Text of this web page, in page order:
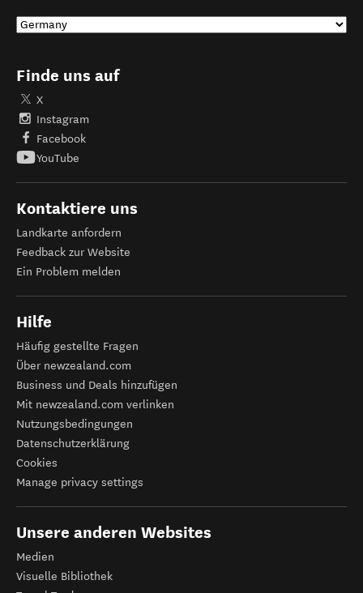
Finde uns auf
X
Instagram
Facebook
YouTube
Kontaktiere uns
Landkarte anfordern
Feedback zur Website
Ein Problem melden
Hilfe
Häufig gestellte Fragen
Über newzealand.com
Business und Deals hinzufügen
Mit newzealand.com verlinken
Nutzungsbedingungen
Datenschutzerklärung
Cookies
Manage privacy settings
Unsere anderen Websites
Medien
Visuelle Bibliothek